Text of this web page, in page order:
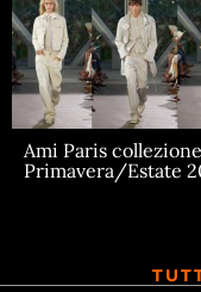
Ami Paris collezione
Primavera/Estate